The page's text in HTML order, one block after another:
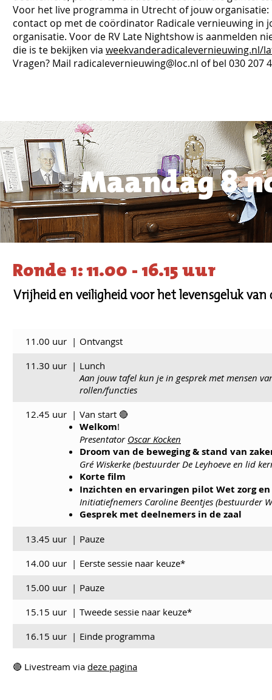
Voor het live programma in Utrecht of jouw organisatie:
contact op met de coördinator Radicale vernieuwing in
organisatie. Voor de RV Late Nightshow is aanmelden
die is te bekijken via weekvanderadicalevernieuwing.nl/
Vragen? Mail radicalevernieuwing@loc.nl of bel 030 207
Maandag 8
Ronde 1: 11.00 - 16.15 uur
Vrijheid en veiligheid voor het levensgeluk
11.00 uur | Ontvangst
11.30 uur | Lunch
Aan jouw tafel kun je in gesprek met mensen
rollen/functies
12.45 uur | Van start 🔴
Welkom!
Presentator Oscar Kocken
Droom van de beweging & stand van
Gré Wiskerke (bestuurder De Leyhoeve en lid
Korte film
Inzichten en ervaringen pilot Wet zorg
Initiatiefnemers Caroline Beentjes (bestuurder
Gesprek met deelnemers in de zaal
13.45 uur | Pauze
14.00 uur | Eerste sessie naar keuze*
15.00 uur | Pauze
15.15 uur | Tweede sessie naar keuze*
16.15 uur | Einde programma
🔴 Livestream via deze pagina